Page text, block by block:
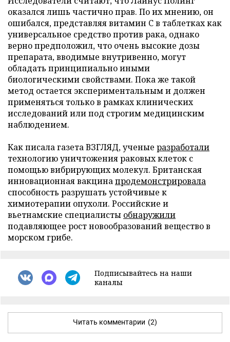
оказался лишь частично прав. По их мнению, он
ошибался, представляя витамин C в таблетках как
универсальное средство против рака, однако
верно предположил, что очень высокие дозы
препарата, вводимые внутривенно, могут
обладать принципиально иными
биологическими свойствами. Пока же такой
метод остается экспериментальным и должен
применяться только в рамках клинических
исследований или под строгим медицинским
наблюдением.
Как писала газета ВЗГЛЯД, ученые разработали
технологию уничтожения раковых клеток с
помощью вибрирующих молекул. Британская
инновационная вакцинапродемонстрировала
способность разрушать устойчивые к
химиотерапии опухоли. Российские и
вьетнамские специалисты обнаружили
подавляющее рост новообразований вещество в
морском грибе.
Подписывайтесь на наши
каналы
Читать комментарии (2)